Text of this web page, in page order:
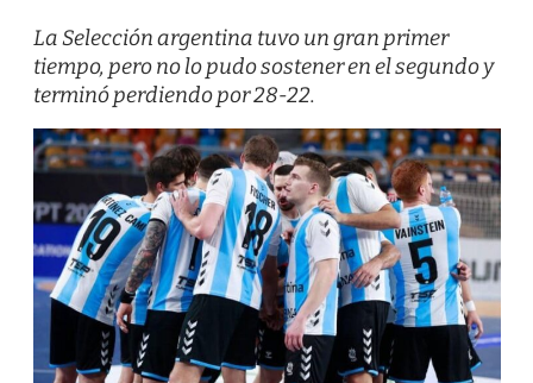
La Selección argentina tuvo un gran primer
tiempo, pero no lo pudo sostener en el segundo y
terminó perdiendo por 28-22.